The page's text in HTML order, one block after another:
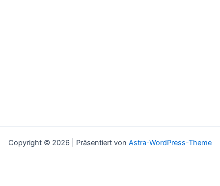
Copyright © 2026 | Präsentiert von Astra-WordPress-Theme